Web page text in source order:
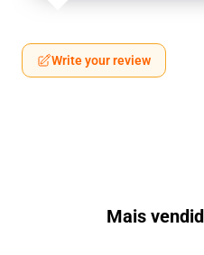
Write your review
Mais